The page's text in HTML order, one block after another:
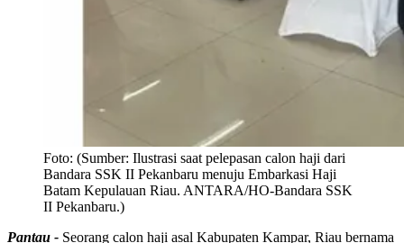
Foto: (Sumber: Ilustrasi saat pelepasan calon haji dari
Bandara SSK II Pekanbaru menuju Embarkasi Haji
Batam Kepulauan Riau. ANTARA/HO-Bandara SSK
II Pekanbaru.)
Pantau - Seorang calon haji asal Kabupaten Kampar, Riau bernama